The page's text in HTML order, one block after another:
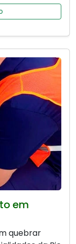
em
quebrar